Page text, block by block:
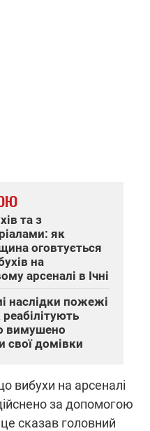
та з
як
оговтується
на
арсеналі в Ічні
наслідки пожежі
реабілітують
вимушено
свої домівки
вибухи на арсеналі
за допомогою
сказав головний